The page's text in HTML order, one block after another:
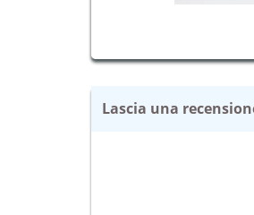
Lascia una